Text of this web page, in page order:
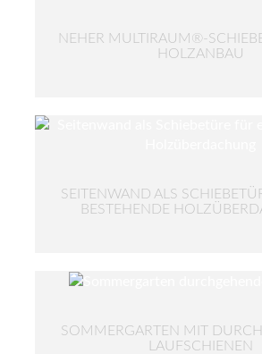
NEHER MULTIRAUM®-
HOLZANBAU
SEITENWAND ALS
BESTEHENDE
SOMMERGARTEN MIT
LAUFSCHIENEN